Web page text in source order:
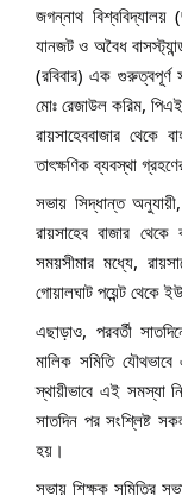
জগন্নাথ বিশ্ববিদ্যালয়
যানজট ও অবৈধ
(রবিবার) এক গুরুত্বপূর্ণ
মোঃ রেজাউল করিম,
রায়সাহেববাজার থেকে
তাৎক্ষণিক ব্যবস্থা
সভায় সিদ্ধান্ত
রায়সাহেব বাজার
সময়সীমার মধ্যে,
গোয়ালঘাট পয়েন্ট থেকে
এছাড়াও, পরবর্তী
মালিক সমিতি
স্থায়ীভাবে এই সমস্যা
সাতদিন পর সংশ্লিষ্ট
হয়।
সভায় শিক্ষক সমিতির